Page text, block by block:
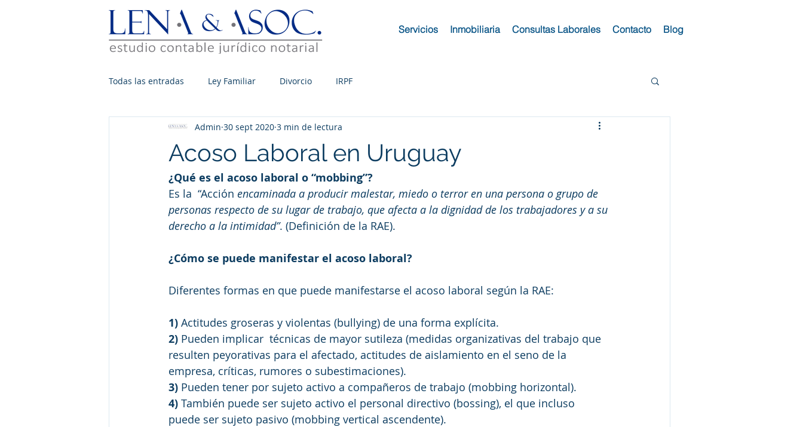
Servicios Inmobiliaria Consultas Laborales Contacto Blog
Todas las entradas Ley Familiar Divorcio IRPF
Acoso Laboral en Uruguay
Admin 30 sept 2020 3 min de lectura
¿Qué es el acoso laboral o “mobbing”?
Es la  “Acción encaminada a producir malestar, miedo o terror en una persona o grupo de
personas respecto de su lugar de trabajo, que afecta a la dignidad de los trabajadores y a su
derecho a la intimidad”. (Definición de la RAE).
¿Cómo se puede manifestar el acoso laboral?
Diferentes formas en que puede manifestarse el acoso laboral según la RAE:
1) Actitudes groseras y violentas (bullying) de una forma explícita.
2) Pueden implicar  técnicas de mayor sutileza (medidas organizativas del trabajo que
resulten peyorativas para el afectado, actitudes de aislamiento en el seno de la
empresa, críticas, rumores o subestimaciones).
3) Pueden tener por sujeto activo a compañeros de trabajo (mobbing horizontal).
4) También puede ser sujeto activo el personal directivo (bossing), el que incluso
puede ser sujeto pasivo (mobbing vertical ascendente).